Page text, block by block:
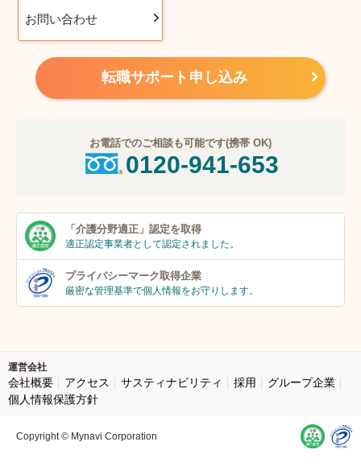
お問い合わせ
転職サポート申し込み
お電話でのご相談も可能です(携帯 OK)
0120-941-653
「介護分野適正」 認定を取得
適正認定事業者として認定されました。
プライバシーマーク取得企業
厳密な管理基準で個人情報をお守りします。
運営会社
会社概要 アクセス サスティナビリティ 採用
グループ企業
個人情報保護方針
Copyright © Mynavi Corporation